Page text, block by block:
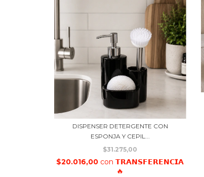
DISPENSER DETERGENTE CON
ESPONJA Y CEPIL...
$31.275,00
$20.016,00 con 𝗧𝗥𝗔𝗡𝗦𝗙𝗘𝗥𝗘𝗡𝗖𝗜𝗔
🔥